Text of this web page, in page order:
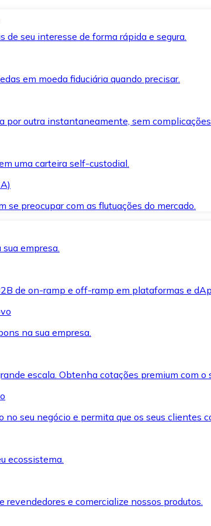
de seu interesse de forma rápida e segura.
em moeda fiduciária quando precisar.
por outra instantaneamente, sem
uma carteira self-custodial.
se preocupar com as flutuações do mercado.
empresa.
de on-ramp e off-ramp em plataformas e
na sua empresa.
escala. Obtenha cotações premium com o
no seu negócio e permita que os seus clientes
ecossistema.
revendedores e comercialize nossos produtos.